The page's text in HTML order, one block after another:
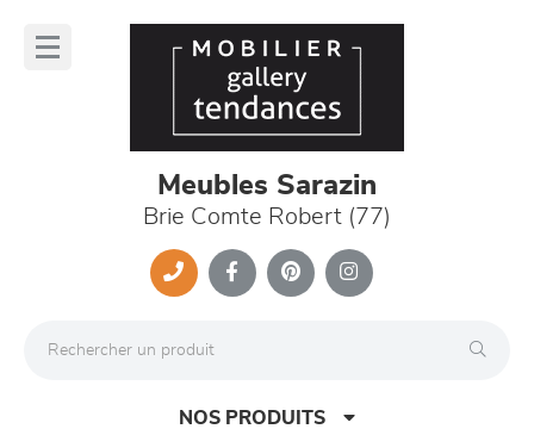
Meubles Sarazin
Brie Comte Robert (77)
NOS PRODUITS